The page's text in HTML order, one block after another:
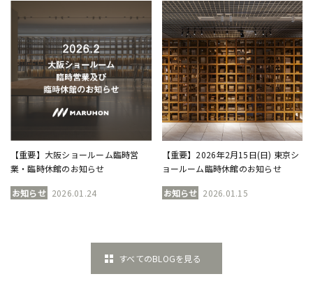
【重要】大阪ショールーム臨時営
業・臨時休館のお知らせ
お知らせ 2026.01.24
【重要】2026年2月15日(日) 東京シ
ョールーム臨時休館のお知らせ
お知らせ 2026.01.15
すべてのBLOGを見る